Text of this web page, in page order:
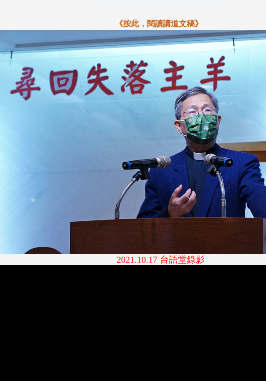
《按此，閱讀講道文稿》
2021.10.17 台語堂錄影